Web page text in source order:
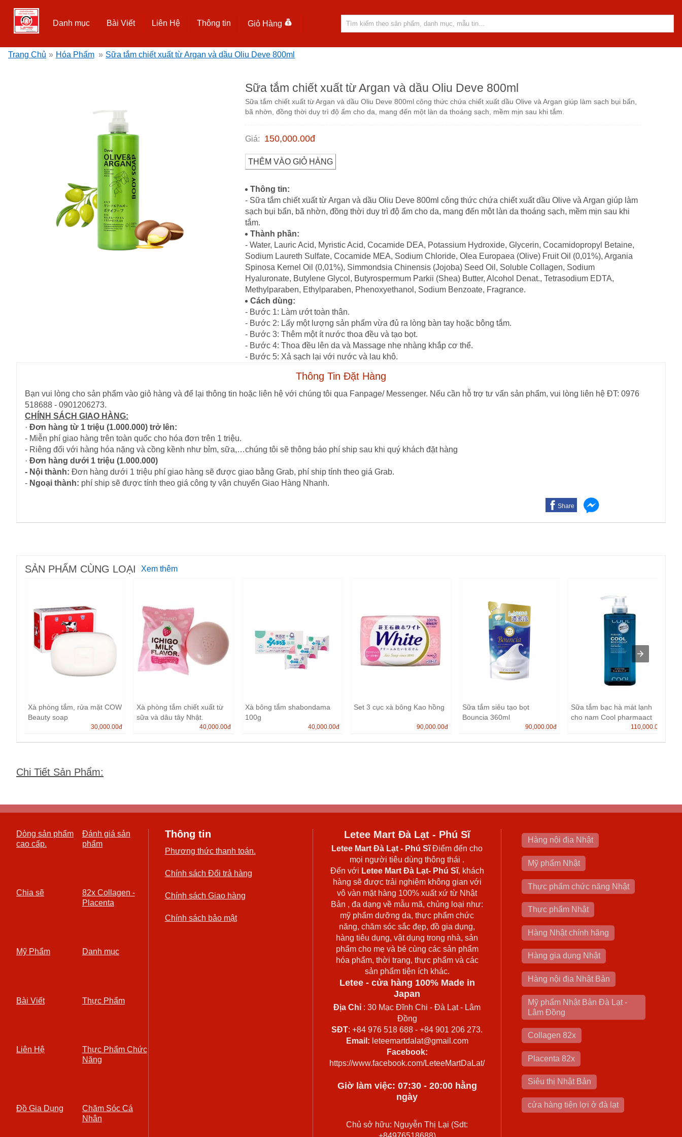
Danh mục Bài Viết Liên Hệ Thông tin Giỏ Hàng
Trang Chủ » Hóa Phẩm » Sữa tắm chiết xuất từ Argan và dầu Oliu Deve 800ml
Sữa tắm chiết xuất từ Argan và dầu Oliu Deve 800ml
Sữa tắm chiết xuất từ Argan và dầu Oliu Deve 800ml công thức chứa chiết xuất dầu Olive và Argan giúp làm sạch bụi bẩn,
bã nhờn, đồng thời duy trì độ ẩm cho da, mang đến một làn da thoáng sạch, mềm mịn sau khi tắm.
Giá: 150,000.00đ
THÊM VÀO GIỎ HÀNG
Thông tin:
- Sữa tắm chiết xuất từ Argan và dầu Oliu Deve 800ml công thức chứa chiết xuất dầu Olive và Argan giúp làm
sạch bụi bẩn, bã nhờn, đồng thời duy trì độ ẩm cho da, mang đến một làn da thoáng sạch, mềm mịn sau khi
tắm.
Thành phần:
- Water, Lauric Acid, Myristic Acid, Cocamide DEA, Potassium Hydroxide, Glycerin, Cocamidopropyl Betaine,
Sodium Laureth Sulfate, Cocamide MEA, Sodium Chloride, Olea Europaea (Olive) Fruit Oil (0,01%), Argania
Spinosa Kernel Oil (0,01%), Simmondsia Chinensis (Jojoba) Seed Oil, Soluble Collagen, Sodium
Hyaluronate, Butylene Glycol, Butyrospermum Parkii (Shea) Butter, Alcohol Denat., Tetrasodium EDTA,
Methylparaben, Ethylparaben, Phenoxyethanol, Sodium Benzoate, Fragrance.
Cách dùng:
- Bước 1: Làm ướt toàn thân.
- Bước 2: Lấy một lượng sản phẩm vừa đủ ra lòng bàn tay hoặc bông tắm.
- Bước 3: Thêm một ít nước thoa đều và tạo bọt.
- Bước 4: Thoa đều lên da và Massage nhẹ nhàng khắp cơ thể.
- Bước 5: Xả sạch lại với nước và lau khô.
Thông Tin Đặt Hàng
Bạn vui lòng cho sản phẩm vào giỏ hàng và để lại thông tin hoặc liên hệ với chúng tôi qua Fanpage/ Messenger. Nếu cần hỗ trợ tư vấn sản phẩm, vui lòng liên hệ ĐT: 0976
518688 - 0901206273.
CHÍNH SÁCH GIAO HÀNG:
· Đơn hàng từ 1 triệu (1.000.000) trở lên:
- Miễn phí giao hàng trên toàn quốc cho hóa đơn trên 1 triệu.
- Riêng đối với hàng hóa nặng và cồng kềnh như bỉm, sữa,…chúng tôi sẽ thông báo phí ship sau khi quý khách đặt hàng
· Đơn hàng dưới 1 triệu (1.000.000)
- Nội thành: Đơn hàng dưới 1 triệu phí giao hàng sẽ được giao bằng Grab, phí ship tính theo giá Grab.
- Ngoại thành: phí ship sẽ được tính theo giá công ty vận chuyển Giao Hàng Nhanh.
Share
SẢN PHẨM CÙNG LOẠI Xem thêm
Xà phòng tắm, rửa mặt COW
Beauty soap
30,000.00đ
Xà phòng tắm chiết xuất từ
sữa và dâu tây Nhật.
40,000.00đ
Xà bông tắm shabondama
100g
40,000.00đ
Set 3 cục xà bông Kao hồng
90,000.00đ
Sữa tắm siêu tạo bọt
Bouncia 360ml
90,000.00đ
Sữa tắm bạc hà mát lạnh
cho nam Cool pharmaact
110,000.00
Chi Tiết Sản Phẩm:
Dòng sản phẩm
cao cấp.
Đánh giá sản
phẩm
Chia sẽ
82x Collagen -
Placenta
Mỹ Phẩm Danh mục
Bài Viết Thực Phẩm
Liên Hệ
Thực Phẩm Chức
Năng
Đồ Gia Dụng
Chăm Sóc Cá
Nhân
Thông tin
Phương thức thanh toán.
Chính sách Đổi trả hàng
Chính sách Giao hàng
Chính sách bảo mật
Letee Mart Đà Lạt - Phú Sĩ
Letee Mart Đà Lạt - Phú SĩĐiểm đến cho
mọi người tiêu dùng thông thái .
Đến với Letee Mart Đà Lạt- Phú Sĩ, khách
hàng sẽ được trải nghiệm không gian với
vô vàn mặt hàng 100% xuất xứ từ Nhật
Bản , đa dạng về mẫu mã, chủng loại như:
mỹ phẩm dưỡng da, thực phẩm chức
năng, chăm sóc sắc đẹp, đồ gia dụng,
hàng tiêu dụng, vật dụng trong nhà, sản
phẩm cho mẹ và bé cùng các sản phẩm
hóa phẩm, thời trang, thực phẩm và các
sản phẩm tiện ích khác.
Letee - cửa hàng 100% Made in
Japan
Địa Chỉ : 30 Mạc Đĩnh Chi - Đà Lạt - Lâm
Đồng
SĐT: +84 976 518 688 - +84 901 206 273.
Email: leteemartdalat@gmail.com
Facebook:
https://www.facebook.com/LeteeMartDaLat/
Giờ làm việc: 07:30 - 20:00 hằng
ngày
Chủ sở hữu: Nguyễn Thị Lại (Sdt:
Hàng nội địa Nhật
Mỹ phẩm Nhật
Thực phẩm chức năng Nhật
Thực phẩm Nhật
Hàng Nhật chính hãng
Hàng gia dụng Nhật
Hàng nội địa Nhật Bản
Mỹ phẩm Nhật Bản Đà Lạt -
Lâm Đồng
Collagen 82x
Placenta 82x
Siêu thị Nhật Bản
cửa hàng tiện lợi ở đà lạt